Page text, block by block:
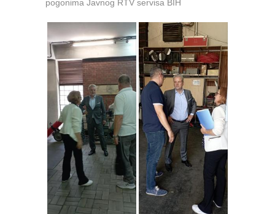
pogonima Javnog RTV servisa BIH